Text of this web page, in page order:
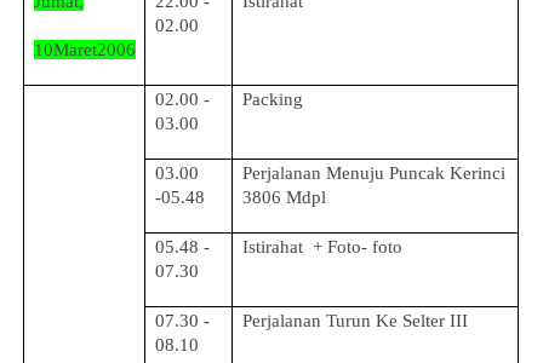
10Maret2006
02.00
02.00 -
03.00
Packing
03.00
-05.48
Perjalanan Menuju Puncak Kerinci
3806 Mdpl
05.48 -
07.30
Istirahat + Foto- foto
07.30 -
08.10
Perjalanan Turun Ke Selter III